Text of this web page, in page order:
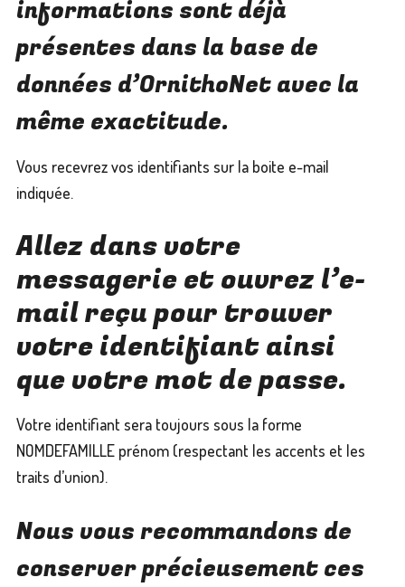
informations sont déjà
présentes dans la base de
données d’OrnithoNet avec la
même exactitude.
Vous recevrez vos identifiants sur la boite e-mail
indiquée.
Allez dans votre
messagerie et ouvrez l’e-
mail reçu pour trouver
votre identifiant ainsi
que votre mot de passe.
Votre identifiant sera toujours sous la forme
NOMDEFAMILLE prénom (respectant les accents et les
traits d’union).
Nous vous recommandons de
conserver précieusement ces